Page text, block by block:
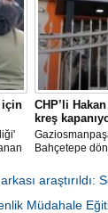
için
CHP’li
kreş
Bahçetepe
Kulübü'ne
ayağa
çocuklarını
araştırıldı:
Müdahale